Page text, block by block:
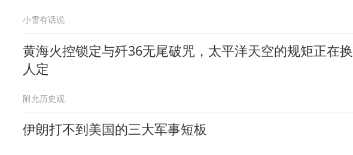
小雪有话说
黄海火控锁定与歼36无尾破咒，太平洋天空的规矩正在换
人定
附允历史观
伊朗打不到美国的三大军事短板